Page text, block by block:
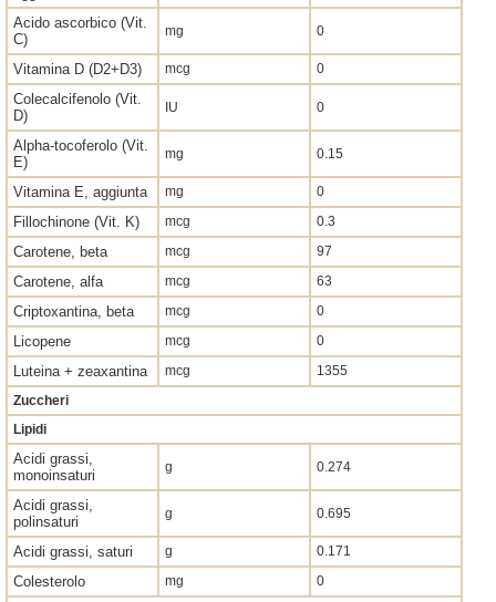
Acido ascorbico (Vit.
C)
mg 0
Vitamina D (D2+D3) mcg 0
Colecalcifenolo (Vit.
D)
IU 0
Alpha-tocoferolo (Vit.
E)
mg 0.15
Vitamina E, aggiunta mg 0
Fillochinone (Vit. K) mcg 0.3
Carotene, beta mcg 97
Carotene, alfa mcg 63
Criptoxantina, beta mcg 0
Licopene mcg 0
Luteina + zeaxantina mcg
1355
Zuccheri
Lipidi
Acidi grassi,
monoinsaturi
g 0.274
Acidi grassi,
polinsaturi
g 0.695
Acidi grassi, saturi g 0.171
Colesterolo mg
0